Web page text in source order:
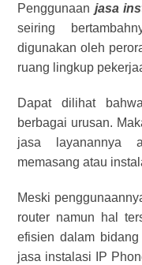
Penggunaan jasa
seiring
digunakan oleh
ruang lingkup
Dapat dilihat
berbagai urusan.
jasa layanannya
memasang atau
Meski
router namun hal
efisien dalam
jasa instalasi IP